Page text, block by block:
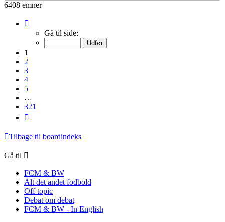
6408 emner
Gå til side:
1
2
3
4
5
…
321
Tilbage til boardindeks
Gå til
FCM & BW
Alt det andet fodbold
Off topic
Debat om debat
FCM & BW - In English